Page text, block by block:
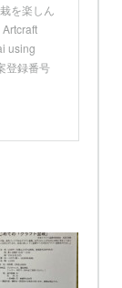
を楽しん
using
登録番号